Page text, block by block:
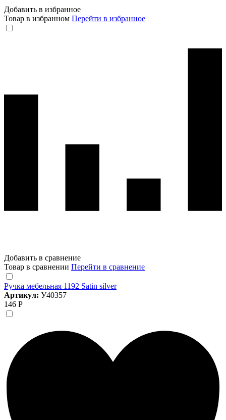
Добавить в избранное
Товар в избранном Перейти в избранное
Добавить в сравнение
Товар в сравнении Перейти в сравнение
Ручка мебельная 1192 Satin silver
Артикул: У40357
146 Р